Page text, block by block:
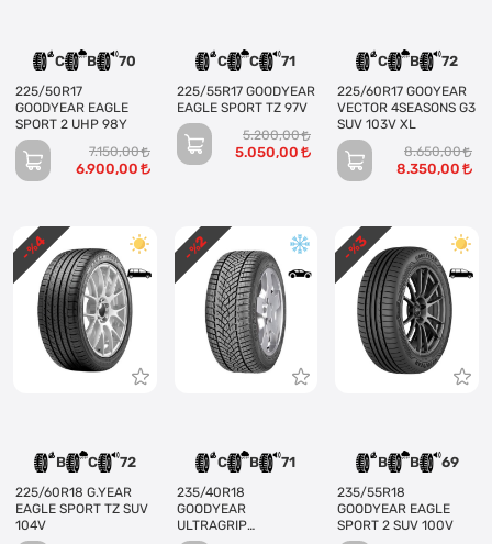
C B 70
225/50R17
GOODYEAR EAGLE
SPORT 2 UHP 98Y
7.150,00
6.900,00
C C 71
225/55R17 GOODYEAR
EAGLE SPORT TZ 97V
5.200,00
5.050,00
C B 72
225/60R17 GOOYEAR
VECTOR 4SEASONS G3
SUV 103V XL
8.650,00
8.350,00
B C 72
225/60R18 G.YEAR
EAGLE SPORT TZ SUV
104V
- %
4
C B 71
235/40R18
GOODYEAR
ULTRAGRIP
- %
2
B B 69
235/55R18
GOODYEAR EAGLE
SPORT 2 SUV 100V
- %
3